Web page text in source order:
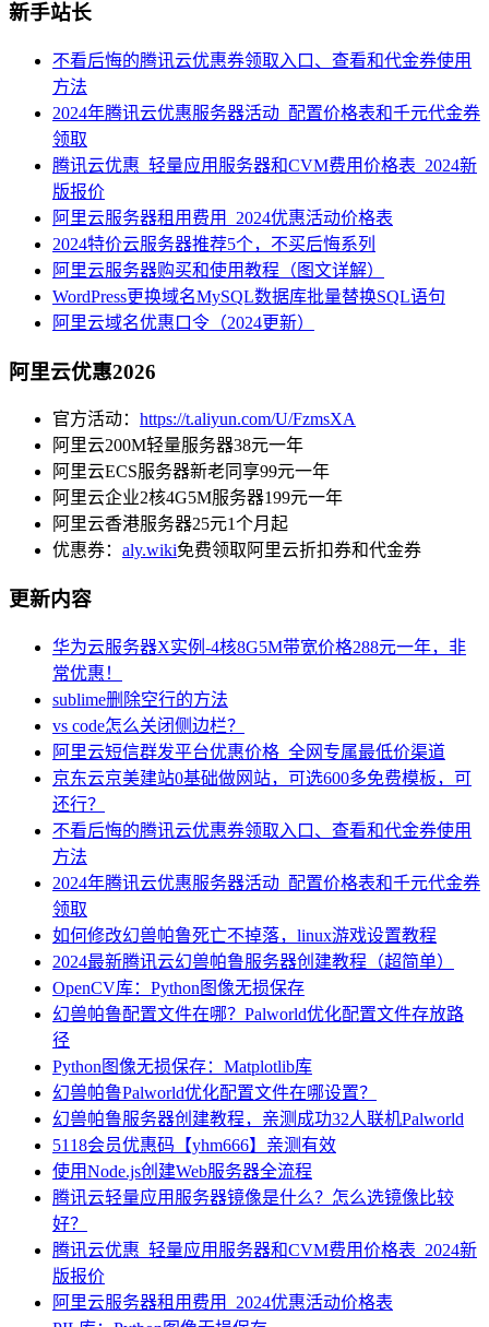
新手站长
不看后悔的腾讯云优惠券领取入口、查看和代金券使用
方法
2024年腾讯云优惠服务器活动_配置价格表和千元代金券
领取
腾讯云优惠_轻量应用服务器和CVM费用价格表_2024新
版报价
阿里云服务器租用费用_2024优惠活动价格表
2024特价云服务器推荐5个，不买后悔系列
阿里云服务器购买和使用教程（图文详解）
WordPress更换域名MySQL数据库批量替换SQL语句
阿里云域名优惠口令（2024更新）
阿里云优惠2026
官方活动： https://t.aliyun.com/U/FzmsXA
阿里云200M轻量服务器38元一年
阿里云ECS服务器新老同享99元一年
阿里云企业2核4G5M服务器199元一年
阿里云香港服务器25元1个月起
优惠券： aly.wiki免费领取阿里云折扣券和代金券
更新内容
华为云服务器X实例-4核8G5M带宽价格288元一年，非
常优惠！
sublime删除空行的方法
vs code怎么关闭侧边栏？
阿里云短信群发平台优惠价格_全网专属最低价渠道
京东云京美建站0基础做网站，可选600多免费模板，可
还行？
不看后悔的腾讯云优惠券领取入口、查看和代金券使用
方法
2024年腾讯云优惠服务器活动_配置价格表和千元代金券
领取
如何修改幻兽帕鲁死亡不掉落，linux游戏设置教程
2024最新腾讯云幻兽帕鲁服务器创建教程（超简单）
OpenCV库：Python图像无损保存
幻兽帕鲁配置文件在哪？Palworld优化配置文件存放路
径
Python图像无损保存：Matplotlib库
幻兽帕鲁Palworld优化配置文件在哪设置？
幻兽帕鲁服务器创建教程，亲测成功32人联机Palworld
5118会员优惠码【yhm666】亲测有效
使用Node.js创建Web服务器全流程
腾讯云轻量应用服务器镜像是什么？怎么选镜像比较
好？
腾讯云优惠_轻量应用服务器和CVM费用价格表_2024新
版报价
阿里云服务器租用费用_2024优惠活动价格表